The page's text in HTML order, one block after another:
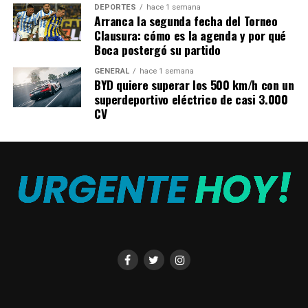
El nuevo plan, que Navitas sigue optimizando y está
sujeto a cambios adopta un enfoque por etapas que,
según Rockhopper, implicaría una reducción de la
inversión inicial y de la vida del campo petrolero
respecto de los planes previos, pero que igualmente
alcanzaría una tasas de producción iniciales de cerca de
80.000 barriles y un pico cercano a los 100.000 barriles
DEPORTES hace 1 semana
Arranca la segunda fecha del Torneo
Clausura: cómo es la agenda y por qué
Boca postergó su partido
GENERAL hace 1 semana
BYD quiere superar los 500 km/h con un
superdeportivo eléctrico de casi 3.000
CV